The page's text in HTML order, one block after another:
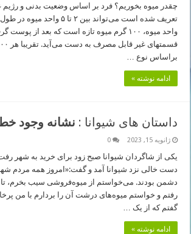
چقدر میوه بخوریم؟ فرد بر اساس وضعیت بدنی و رژیم
تعریف شده است می‌تواند بین ۲ تا
واحد میوه، ۱۰۰ گرم میوه تازه است که بعد از
براساس نوع …
ادامه نوشته »
داستان های شیوانا : نشانه وجود
ژانویه 15, 2023 0
یکی از شاگردان شیوانا صبح زود برای خرید به شهر
دست خالی نزد شیوانا آمد و گفت:«امروز همه مردم
دشمن بودند. می‌خواستم از میوه‌فروشی سیب بخرم،
رفتم و خواستم میوه‌های درشت آن را بردارم با من
گفتم که از یک …
ادامه نوشته »